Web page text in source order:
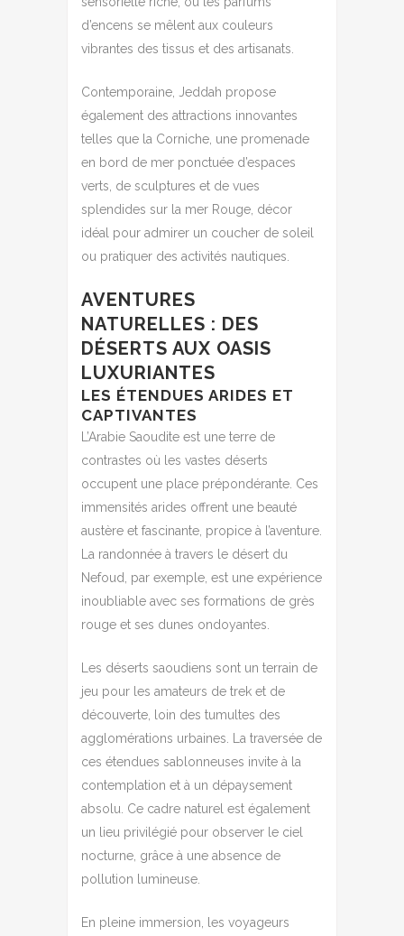
d’encens se mêlent aux couleurs
vibrantes des tissus et des artisanats.
Contemporaine, Jeddah propose
également des attractions innovantes
telles que la Corniche, une promenade
en bord de mer ponctuée d’espaces
verts, de sculptures et de vues
splendides sur la mer Rouge, décor
idéal pour admirer un coucher de soleil
ou pratiquer des activités nautiques.
AVENTURES
NATURELLES : DES
DÉSERTS AUX OASIS
LUXURIANTES
LES ÉTENDUES ARIDES ET
CAPTIVANTES
L’Arabie Saoudite est une terre de
contrastes où les vastes déserts
occupent une place prépondérante. Ces
immensités arides offrent une beauté
austère et fascinante, propice à l’aventure.
La randonnée à travers le désert du
Nefoud, par exemple, est une expérience
inoubliable avec ses formations de grès
rouge et ses dunes ondoyantes.
Les déserts saoudiens sont un terrain de
jeu pour les amateurs de trek et de
découverte, loin des tumultes des
agglomérations urbaines. La traversée de
ces étendues sablonneuses invite à la
contemplation et à un dépaysement
absolu. Ce cadre naturel est également
un lieu privilégié pour observer le ciel
nocturne, grâce à une absence de
pollution lumineuse.
En pleine immersion, les voyageurs